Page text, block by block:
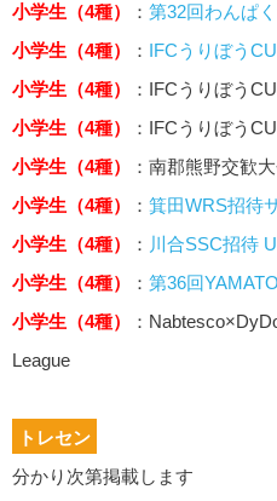
小学生（4種）
： 第32回わんぱ
小学生（4種）
： IFCうりぼう
小学生（4種）
：IFCうりぼう
小学生（4種）
：IFCうりぼう
小学生（4種）
：南郡熊野交歓
小学生（4種）
： 箕田WRS招待
小学生（4種）
： 川合SSC招待
小学生（4種）
： 第36回
小学生（4種）
：
League
トレセン
分かり次第掲載します